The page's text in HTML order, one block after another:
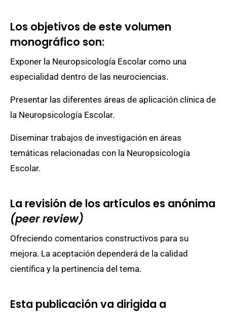
Los objetivos de este volumen
monográfico son:
Exponer la Neuropsicología Escolar como una
especialidad dentro de las neurociencias.
Presentar las diferentes áreas de aplicación clínica de
la Neuropsicología Escolar.
Diseminar trabajos de investigación en áreas
temáticas relacionadas con la Neuropsicología
Escolar.
La revisión de los artículos es anónima
(peer review)
Ofreciendo comentarios constructivos para su
mejora. La aceptación dependerá de la calidad
científica y la pertinencia del tema.
Esta publicación va dirigida a